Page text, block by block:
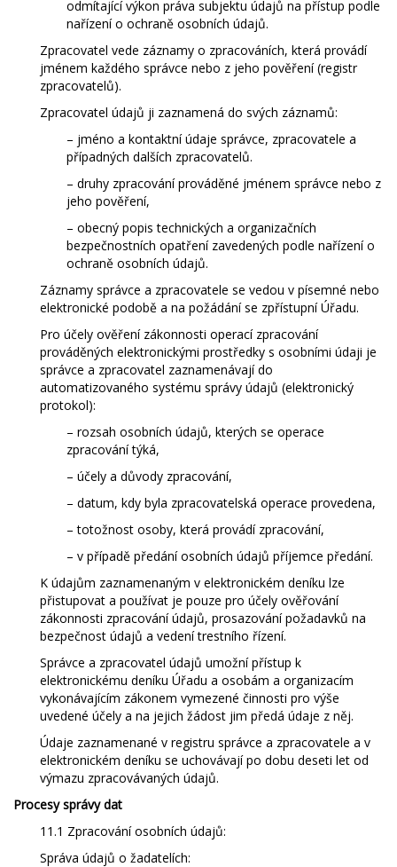
odmítající výkon práva subjektu údajů na přístup podle
nařízení o ochraně osobních údajů.
Zpracovatel vede záznamy o zpracováních, která provádí
jménem každého správce nebo z jeho pověření (registr
zpracovatelů).
Zpracovatel údajů ji zaznamená do svých záznamů:
– jméno a kontaktní údaje správce, zpracovatele a
případných dalších zpracovatelů.
– druhy zpracování prováděné jménem správce nebo z
jeho pověření,
– obecný popis technických a organizačních
bezpečnostních opatření zavedených podle nařízení o
ochraně osobních údajů.
Záznamy správce a zpracovatele se vedou v písemné nebo
elektronické podobě a na požádání se zpřístupní Úřadu.
Pro účely ověření zákonnosti operací zpracování
prováděných elektronickými prostředky s osobními údaji je
správce a zpracovatel zaznamenávají do
automatizovaného systému správy údajů (elektronický
protokol):
– rozsah osobních údajů, kterých se operace
zpracování týká,
– účely a důvody zpracování,
– datum, kdy byla zpracovatelská operace provedena,
– totožnost osoby, která provádí zpracování,
– v případě předání osobních údajů příjemce předání.
K údajům zaznamenaným v elektronickém deníku lze
přistupovat a používat je pouze pro účely ověřování
zákonnosti zpracování údajů, prosazování požadavků na
bezpečnost údajů a vedení trestního řízení.
Správce a zpracovatel údajů umožní přístup k
elektronickému deníku Úřadu a osobám a organizacím
vykonávajícím zákonem vymezené činnosti pro výše
uvedené účely a na jejich žádost jim předá údaje z něj.
Údaje zaznamenané v registru správce a zpracovatele a v
elektronickém deníku se uchovávají po dobu deseti let od
výmazu zpracovávaných údajů.
Procesy správy dat
11.1 Zpracování osobních údajů:
Správa údajů o žadatelích: